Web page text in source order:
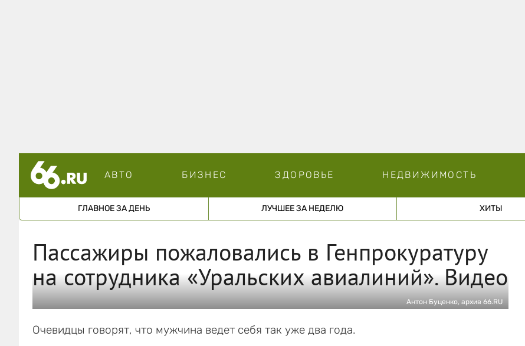
АВТО БИЗНЕС ЗДОРОВЬЕ НЕДВИЖИМОСТЬ
ГЛАВНОЕ ЗА ДЕНЬ ЛУЧШЕЕ ЗА НЕДЕЛЮ ХИТЫ
Пассажиры пожаловались в Генпрокуратуру
на сотрудника «Уральских авиалиний». Видео
Антон Буценко, архив 66.RU
Очевидцы говорят, что мужчина ведет себя так уже два года.